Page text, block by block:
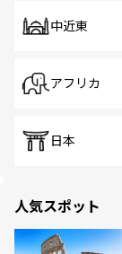
中近東
アフリカ
日本
人気スポット